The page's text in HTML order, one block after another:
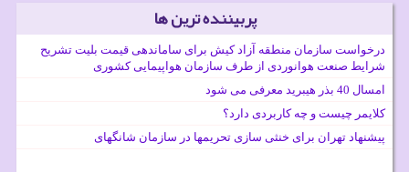
پربیننده ترین ها
درخواست سازمان منطقه آزاد کیش برای ساماندهی قیمت بلیت تشریح
شرایط صنعت هوانوردی از طرف سازمان هواپیمایی کشوری
امسال 40 بذر هیبرید معرفی می شود
کلایمر چیست و چه کاربردی دارد؟
پیشنهاد تهران برای خنثی سازی تحریمها در سازمان شانگهای